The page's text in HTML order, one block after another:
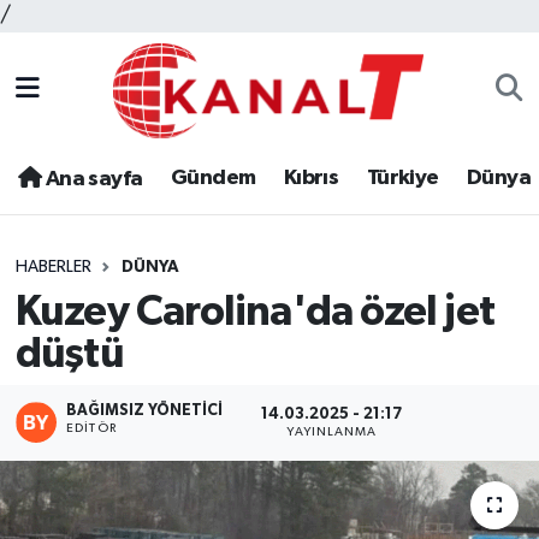
/
Ana sayfa Gündem Kıbrıs Türkiye Dünya
HABERLER DÜNYA
Kuzey Carolina'da özel jet
düştü
BAĞIMSIZ YÖNETICI
EDITÖR
14.03.2025 - 21:17
YAYINLANMA